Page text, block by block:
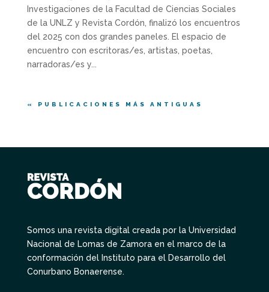
Investigaciones de la Facultad de Ciencias Sociales
de la UNLZ y Revista Cordón, finalizó los encuentros
del 2025 con dos grandes paneles. El espacio de
encuentro con escritoras/es, artistas, poetas,
narradoras/es y...
« PUBLICACIONES MÁS ANTIGUAS
Somos una revista digital creada por la Universidad
Nacional de Lomas de Zamora en el marco de la
conformación del Instituto para el Desarrollo del
Conurbano Bonaerense.